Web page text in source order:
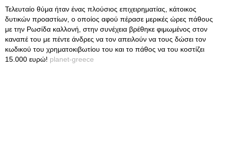
Τελευταίο θύμα ήταν ένας πλούσιος επιχειρηματίας, κάτοικος
δυτικών προαστίων, ο οποίος αφού πέρασε μερικές ώρες πάθους
με την Ρωσίδα καλλονή, στην συνέχεια βρέθηκε φιμωμένος στον
καναπέ του με πέντε άνδρες να τον απειλούν να τους δώσει τον
κωδικού του χρηματοκιβωτίου του και το πάθος να του κοστίζει
15.000 ευρώ! planet-greece